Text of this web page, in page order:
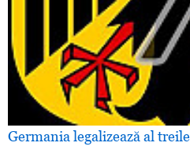
Germania legalizează al